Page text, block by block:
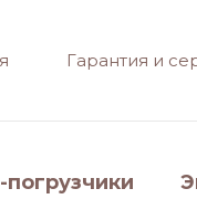
Гарантия и